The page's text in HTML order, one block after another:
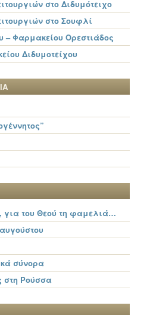
στο Διδυμότειχο
στο Σουφλί
– Φαρμακείου Ορεστιάδος
Διδυμοτείχου
του Θεού τη φαμελιά…
σύνορα
στη Ρούσσα